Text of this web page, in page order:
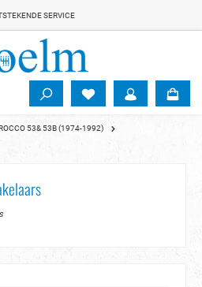
SERVICE
53& 53B (1974-1992)